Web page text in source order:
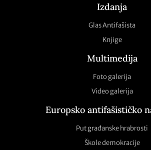
Izdanja
Glas Antifašista
Knjige
Multimedija
Foto galerija
Video galerija
Europsko antifašističko
Put građanske hrabrosti
Škole demokracije